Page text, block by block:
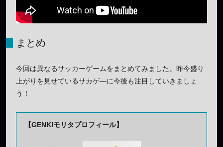
まとめ
今回は異なるサッカーゲームをまとめてみました。昨今盛り
上がりを見せているサカゲ―に今後も注目していきましょ
う！
【GENKIモリタプロフィール】